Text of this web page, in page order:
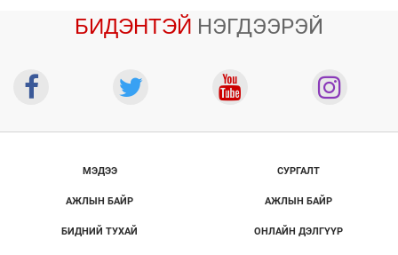
БИДЭНТЭЙ НЭГДЭЭРЭЙ
МЭДЭЭ
АЖЛЫН БАЙР
БИДНИЙ ТУХАЙ
СУРГАЛТ
АЖЛЫН БАЙР
ОНЛАЙН ДЭЛГҮҮР